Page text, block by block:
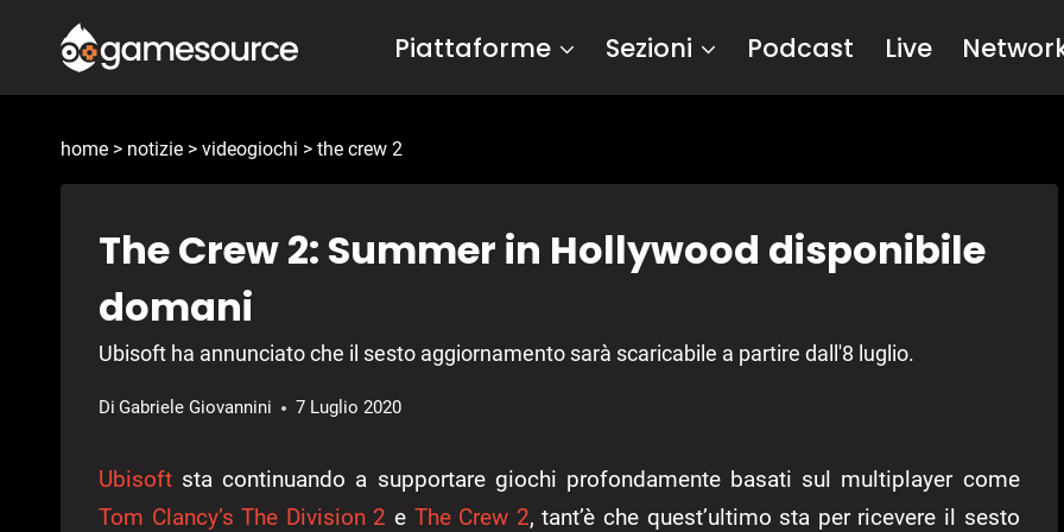
contenuto
Piattaforme Sezioni Podcast Live
home > notizie > videogiochi > the crew 2
The Crew 2: Summer in Hollywood disponibile
domani
Ubisoft ha annunciato che il sesto aggiornamento sarà scaricabile a partire dall'8 luglio.
Di Gabriele Giovannini 7 Luglio 2020
Ubisoft sta continuando a supportare giochi profondamente basati sul multiplayer come
Tom Clancy’sThe Division 2 e The Crew 2, tant’è che quest’ultimo sta per ricevere il sesto